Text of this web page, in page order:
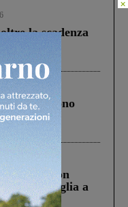
la scadenza
cui morirono
il
fra tir....
Castiglion
ucciso la figlia a
×